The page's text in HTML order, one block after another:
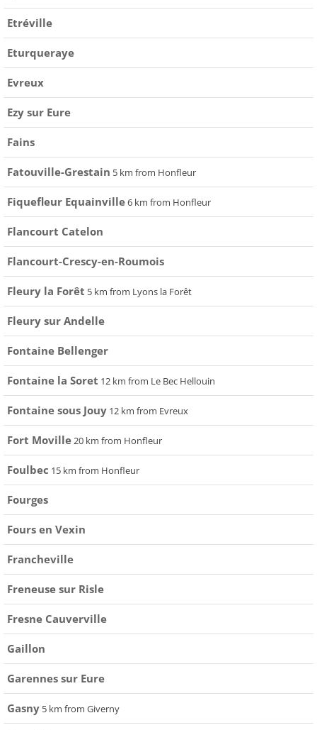
Etréville
Eturqueraye
Evreux
Ezy sur Eure
Fains
Fatouville-Grestain 5 km from Honfleur
Fiquefleur Equainville6 km from Honfleur
Flancourt Catelon
Flancourt-Crescy-en-Roumois
Fleury la Forêt 5 km from Lyons la Forêt
Fleury sur Andelle
Fontaine Bellenger
Fontaine la Soret 12 km from Le Bec Hellouin
Fontaine sous Jouy 12 km from Evreux
Fort Moville20 km from Honfleur
Foulbec 15 km from Honfleur
Fourges
Fours en Vexin
Francheville
Freneuse sur Risle
Fresne Cauverville
Gaillon
Garennes sur Eure
Gasny 5 km from Giverny